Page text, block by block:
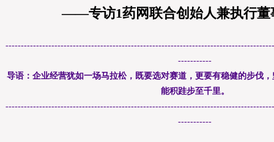
——专访1药网联合创始人兼执行董
-----------
导语：企业经营犹如一场马拉松，既要选对赛道，更要有稳健的步伐
能积跬步至千里。
-----------